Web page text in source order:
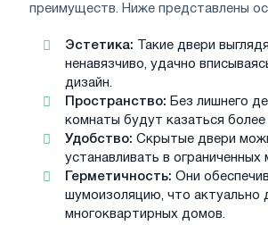
преимуществ. Ниже представлены
Эстетика: Такие двери
ненавязчиво, удачно
дизайн.
Пространство: Без лишнего
комнаты будут казаться
Удобство: Скрытые двери
устанавливать в ограниченных
Герметичность: Они
шумоизоляцию, что актуально
многоквартирных домов.